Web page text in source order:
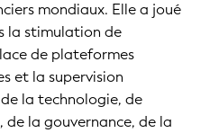
mondiaux. Elle a joué
la stimulation de
de plateformes
et la supervision
la technologie, de
la gouvernance, de la